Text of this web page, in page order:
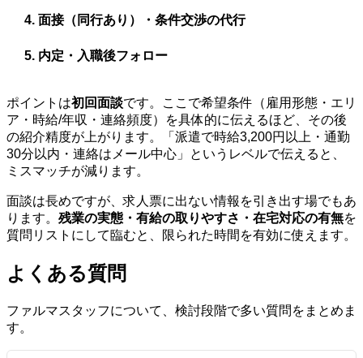
面接（同行あり）・条件交渉の代行
内定・入職後フォロー
ポイントは初回面談です。ここで希望条件（雇用形態・エリ
ア・時給/年収・連絡頻度）を具体的に伝えるほど、その後
の紹介精度が上がります。「派遣で時給3,200円以上・通勤
30分以内・連絡はメール中心」というレベルで伝えると、
ミスマッチが減ります。
面談は長めですが、求人票に出ない情報を引き出す場でもあ
ります。 残業の実態・有給の取りやすさ・在宅対応の有無を
質問リストにして臨むと、限られた時間を有効に使えます。
よくある質問
ファルマスタッフについて、検討段階で多い質問をまとめま
す。